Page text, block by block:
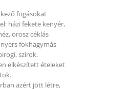
fogásokat
házi fekete kenyér,
orosz céklás
fokhagymás
szirok.
elkészített ételeket
azért jött létre,